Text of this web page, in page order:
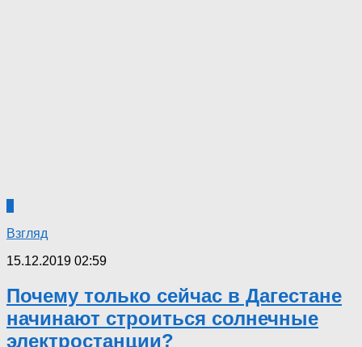
Взгляд
15.12.2019 02:59
Почему только сейчас в Дагестане
начинают строиться солнечные
электростанции?